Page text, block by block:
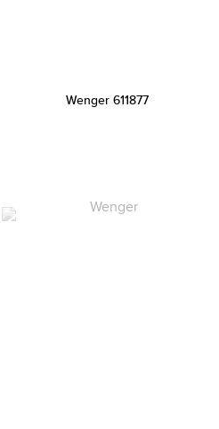
Wenger 611877